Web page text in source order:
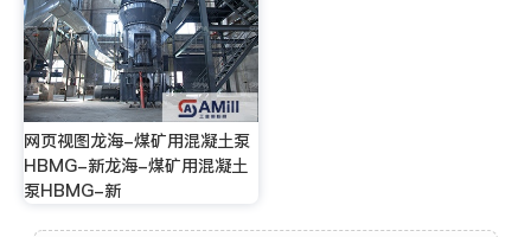
网页视图龙海-煤矿用混凝土泵
HBMG-新龙海-煤矿用混凝土
泵HBMG-新